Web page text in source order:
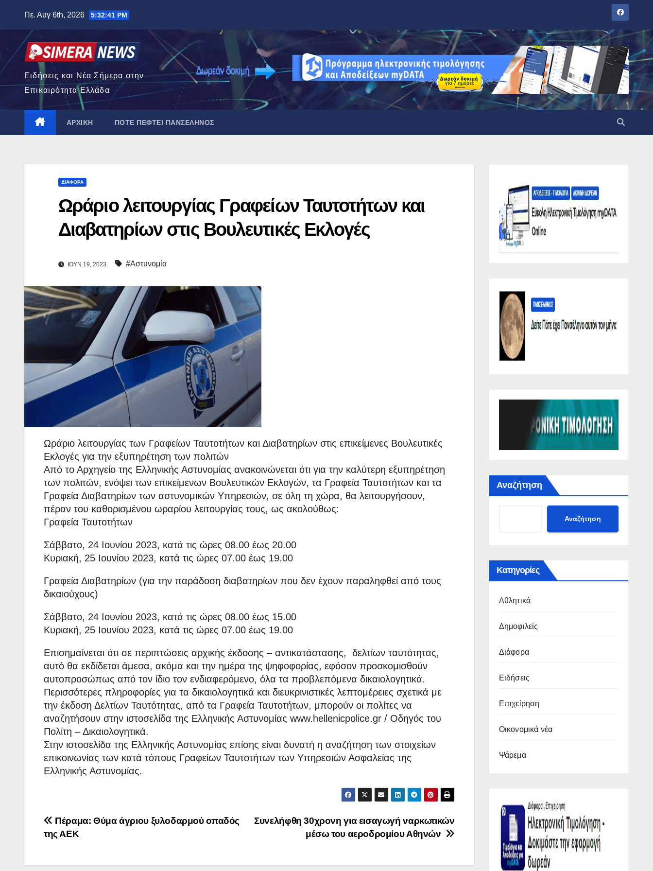
περιεχόμενο
Πε. Αυγ 6th, 2026 5:32:42 PM
Ειδήσεις και Νέα Σήμερα στην
Επικαιρότητα Ελλάδα
ΑΡΧΙΚΉ ΠΌΤΕ ΠΈΦΤΕΙ ΠΑΝΣΈΛΗΝΟΣ
ΔΙΆΦΟΡΑ
Ωράριο λειτουργίας Γραφείων Ταυτοτήτων και
Διαβατηρίων στις Βουλευτικές Εκλογές
ΙΟΎΝ 19, 2023 #Αστυνομία
Ωράριο λειτουργίας των Γραφείων Ταυτοτήτων και Διαβατηρίων στις επικείμενες Βουλευτικές
Εκλογές για την εξυπηρέτηση των πολιτών
Από το Αρχηγείο της Ελληνικής Αστυνομίας ανακοινώνεται ότι για την καλύτερη εξυπηρέτηση
των πολιτών, ενόψει των επικείμενων Βουλευτικών Εκλογών, τα Γραφεία Ταυτοτήτων και τα
Γραφεία Διαβατηρίων των αστυνομικών Υπηρεσιών, σε όλη τη χώρα, θα λειτουργήσουν,
πέραν του καθορισμένου ωραρίου λειτουργίας τους, ως ακολούθως:
Γραφεία Ταυτοτήτων
Σάββατο, 24 Ιουνίου 2023, κατά τις ώρες 08.00 έως 20.00
Κυριακή, 25 Ιουνίου 2023, κατά τις ώρες 07.00 έως 19.00
Γραφεία Διαβατηρίων (για την παράδοση διαβατηρίων που δεν έχουν παραληφθεί από τους
δικαιούχους)
Σάββατο, 24 Ιουνίου 2023, κατά τις ώρες 08.00 έως 15.00
Κυριακή, 25 Ιουνίου 2023, κατά τις ώρες 07.00 έως 19.00
Επισημαίνεται ότι σε περιπτώσεις αρχικής έκδοσης – αντικατάστασης, δελτίων ταυτότητας,
αυτό θα εκδίδεται άμεσα, ακόμα και την ημέρα της ψηφοφορίας, εφόσον προσκομισθούν
αυτοπροσώπως από τον ίδιο τον ενδιαφερόμενο, όλα τα προβλεπόμενα δικαιολογητικά.
Περισσότερες πληροφορίες για τα δικαιολογητικά και διευκρινιστικές λεπτομέρειες σχετικά με
την έκδοση Δελτίων Ταυτότητας, από τα Γραφεία Ταυτοτήτων, μπορούν οι πολίτες να
αναζητήσουν στην ιστοσελίδα της Ελληνικής Αστυνομίας www.hellenicpolice.gr / Οδηγός του
Πολίτη – Δικαιολογητικά.
Στην ιστοσελίδα της Ελληνικής Αστυνομίας επίσης είναι δυνατή η αναζήτηση των στοιχείων
επικοινωνίας των κατά τόπους Γραφείων Ταυτοτήτων των Υπηρεσιών Ασφαλείας της
Ελληνικής Αστυνομίας.
Πλοήγηση
άρθρων
Συνελήφθη 30χρονη για εισαγωγή ναρκωτικών
μέσω του αεροδρομίου Αθηνών
Πέραμα: Θύμα άγριου ξυλοδαρμού οπαδός
της ΑΕΚ
Αναζήτηση
Αναζήτηση
Κατηγορίες
Αθλητικά
Δημοφιλείς
Διάφορα
Ειδήσεις
Επιχείρηση
Οικονομικά νέα
Ψάρεμα